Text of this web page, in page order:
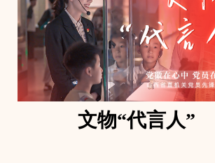
文物“代言人”